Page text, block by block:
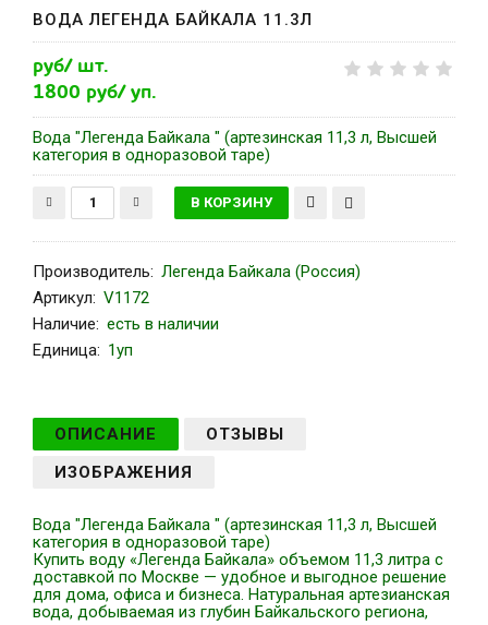
ВОДА ЛЕГЕНДА БАЙКАЛА 11.3Л
руб/ шт.
1800 руб/ уп.
Вода "Легенда Байкала " (артезинская 11,3 л, Высшей
категория в одноразовой таре)
Производитель: Легенда Байкала (Россия)
Артикул: V1172
Наличие: есть в наличии
Единица: 1уп
ОПИСАНИЕ
ОТЗЫВЫ
ИЗОБРАЖЕНИЯ
Вода "Легенда Байкала " (артезинская 11,3 л, Высшей
категория в одноразовой таре)
Купить воду «Легенда Байкала» объемом 11,3 литра с
доставкой по Москве — удобное и выгодное решение
для дома, офиса и бизнеса. Натуральная артезианская
вода, добываемая из глубин Байкальского региона,